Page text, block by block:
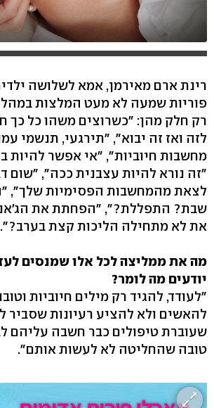
רינת ארם מאירמן, אמא לשלושה
פוריות שמעה לא מעט המלצות
רק חלק מהן: "כשרוצים משהו כל כך
לזה ואז זה יבוא", "תירגעי, תנשמי
מחשבות חיוביות", "אי אפשר להיות
"זה נורא להיות עצבנית ככה", "שום
לצאת מהמחשבות הפסימיות שלך",
שבת? התפללת?", "הפחתת את
את לא מתחילה הליכות קצת בערב?".
מה את ממליצה לכל אלו שמנסים
יודעים מה לומר?
"לעודד, להגיד רק מילים חיוביות
להאשים ולא להציע רעיונות
שעוברת טיפולים כבר חשבה עליהם
טובה שהחליטה לא לעשות אותם".